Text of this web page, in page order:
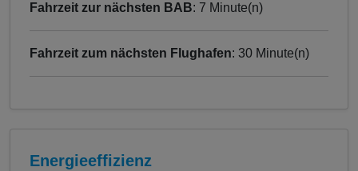
Fahrzeit zur nächsten BAB: 7 Minute(n)
Fahrzeit zum nächsten Flughafen: 30 Minute(n)
Energieeffizienz